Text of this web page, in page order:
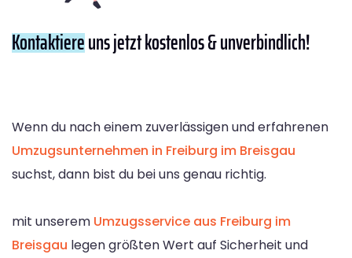
Kontaktiereuns jetzt kostenlos & unverbindlich!
Wenn du nach einem zuverlässigen und erfahrenen
Umzugsunternehmen in Freiburg im Breisgau
suchst, dann bist du bei uns genau richtig.
mit unserem Umzugsservice aus Freiburg im
Breisgau legen größten Wert auf Sicherheit und